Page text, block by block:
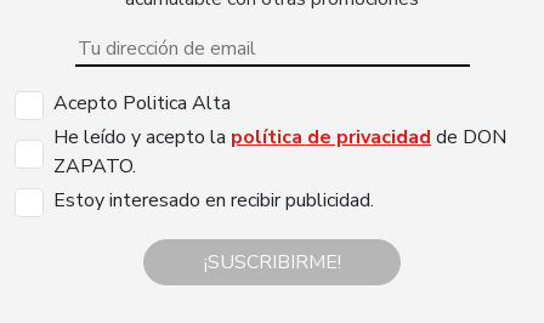
Acepto Politica Alta
He leído y acepto la política de privacidad de DON
ZAPATO.
Estoy interesado en recibir publicidad.
¡SUSCRIBIRME!